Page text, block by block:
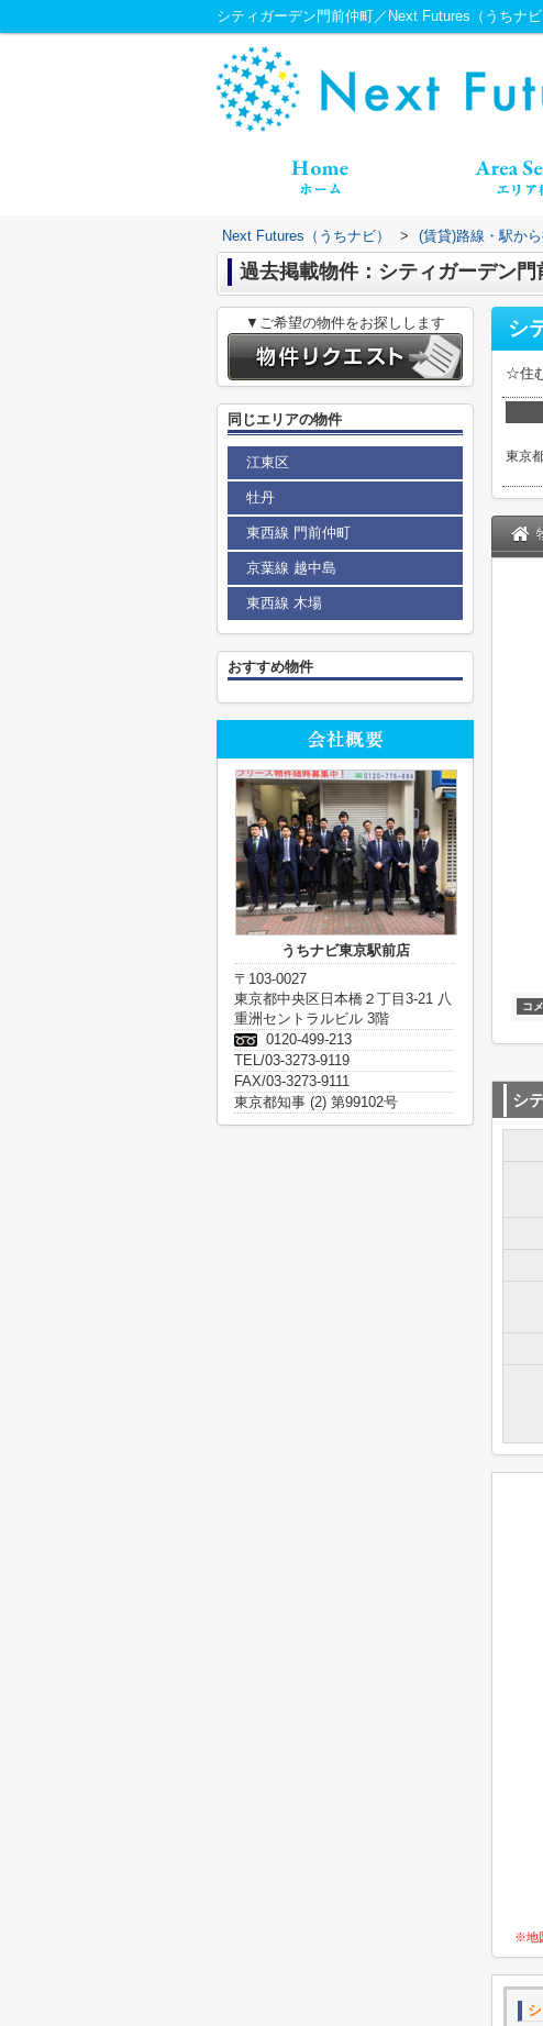
シティガーデン門前仲町／Next Futures（うちナビ
Next Futures（うちナビ） > (賃貸)路線・駅か
過去掲載物件：シティガーデン門
シ
☆住
東京
コ
シ
※地
▼ご希望の物件をお探しします
同じエリアの物件
江東区
牡丹
東西線 門前仲町
京葉線 越中島
東西線 木場
おすすめ物件
うちナビ東京駅前店
〒103-0027
東京都中央区日本橋２丁目3-21 八
重洲セントラルビル 3階
0120-499-213
TEL/03-3273-9119
FAX/03-3273-9111
東京都知事 (2) 第99102号